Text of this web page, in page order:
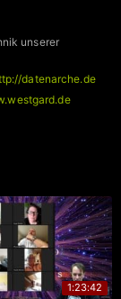
unserer
datenarche.de
1:23:42